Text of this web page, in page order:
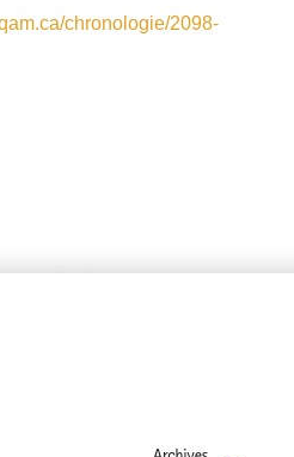
chronologie/2098-